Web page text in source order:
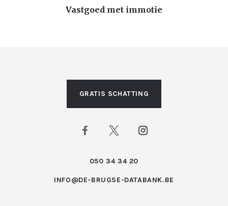
Vastgoed met immotie
GRATIS SCHATTING
050 34 34 20
INFO@DE-BRUGSE-DATABANK.BE